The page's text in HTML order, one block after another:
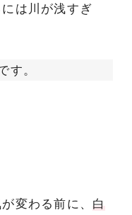
は川が浅すぎ
す。
変わる前に、 白